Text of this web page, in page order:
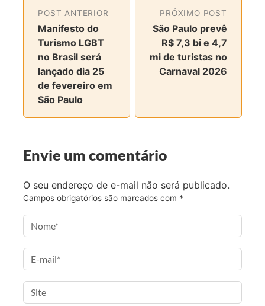
e
b
o
o
k
t
t
e
r
t
a
g
r
a
m
m
POST ANTERIOR
Manifesto do
Turismo LGBT
no Brasil será
lançado dia 25
de fevereiro em
São Paulo
PRÓXIMO POST
São Paulo prevê
R$ 7,3 bi e 4,7
mi de turistas no
Carnaval 2026
Envie um comentário
O seu endereço de e-mail não será publicado.
Campos obrigatórios são marcados com *